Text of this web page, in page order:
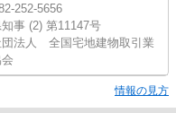
252-5656
事 (2) 第11147号
団法人 全国宅地建物取引業
情報の見方